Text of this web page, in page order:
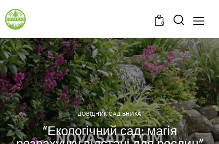
0
ДОВІДНИК САДІВНИКА
“Екологічний сад: магія